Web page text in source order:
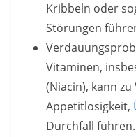
Kribbeln oder
Störungen
Vitaminen,
(Niacin), kann
Appetitlosigkeit,
Durchfall führen.